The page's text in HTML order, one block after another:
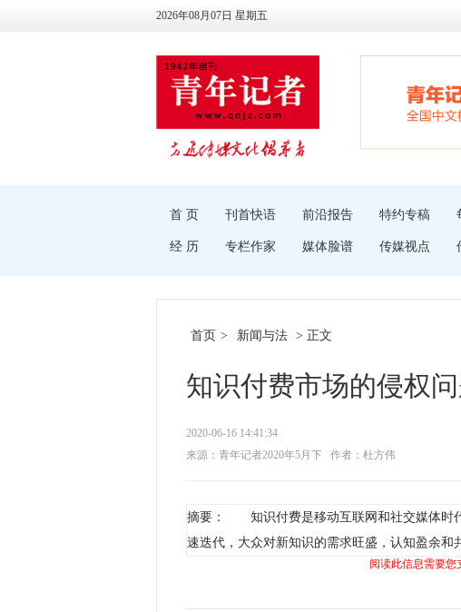
2026年08月07日 星期五
首 页 刊首快语 前沿报告 特约专稿
经 历 专栏作家 媒体脸谱 传媒视点
首页 > 新闻与法 > 正文
知识付费市场的侵权
2020-06-16 14:41:34
来源：青年记者2020年5月下
作者：杜方伟
摘要： 知识付费是移动互联网和社交媒体时
速迭代，大众对新知识的需求旺盛，认知盈余和
阅读此信息需要您